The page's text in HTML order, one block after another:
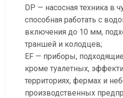
DP — насосная техника в
способная работать с
включения до 10 мм,
траншей и колодцев;
EF — приборы,
кроме туалетных,
территориях, фермах и
производственных